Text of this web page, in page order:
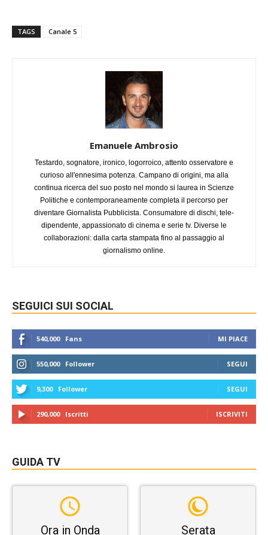
TAGS Canale 5
Emanuele Ambrosio
Testardo, sognatore, ironico, logorroico, attento osservatore e
curioso all'ennesima potenza. Campano di origini, ma alla
continua ricerca del suo posto nel mondo si laurea in Scienze
Politiche e contemporaneamente completa il percorso per
diventare Giornalista Pubblicista. Consumatore di dischi, tele-
dipendente, appassionato di cinema e serie tv. Diverse le
collaborazioni: dalla carta stampata fino al passaggio al
giornalismo online.
SEGUICI SUI SOCIAL
540,000 Fans MI PIACE
550,000 Follower SEGUI
9,300 Follower SEGUI
290,000 Iscritti ISCRIVITI
GUIDA TV
Ora in Onda Serata